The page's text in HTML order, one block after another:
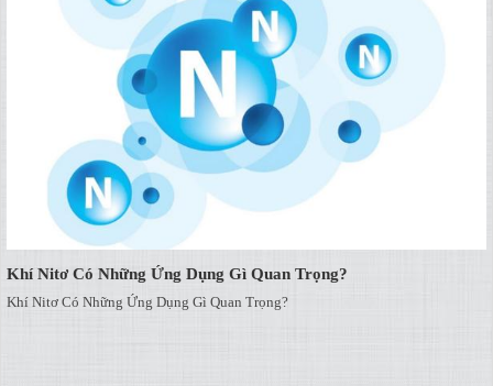
Khí Nitơ Có Những Ứng Dụng Gì Quan Trọng?
Khí Nitơ Có Những Ứng Dụng Gì Quan Trọng?